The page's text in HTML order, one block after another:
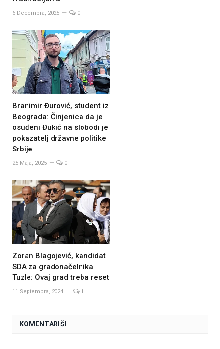
6 Decembra, 2025 0
Branimir Đurović, student iz
Beograda: Činjenica da je
osuđeni Đukić na slobodi je
pokazatelj državne politike
Srbije
25 Maja, 2025 0
Zoran Blagojević, kandidat
SDA za gradonačelnika
Tuzle: Ovaj grad treba reset
11 Septembra, 2024 1
KOMENTARIŠI